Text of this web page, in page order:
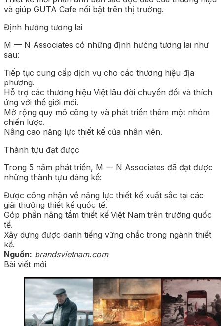
và giúp GUTA Cafe nổi bật trên thị trường.
Định hướng tương lai
M — N Associates có những định hướng tương lai như
sau:
Tiếp tục cung cấp dịch vụ cho các thương hiệu địa
phương.
Hỗ trợ các thương hiệu Việt lâu đời chuyển đổi và thích
ứng với thế giới mới.
Mở rộng quy mô công ty và phát triển thêm một nhóm
chiến lược.
Nâng cao năng lực thiết kế của nhân viên.
Thành tựu đạt được
Trong 5 năm phát triển, M — N Associates đã đạt được
những thành tựu đáng kể:
Được công nhận về năng lực thiết kế xuất sắc tại các
giải thưởng thiết kế quốc tế.
Góp phần nâng tầm thiết kế Việt Nam trên trường quốc
tế.
Xây dựng được danh tiếng vững chắc trong ngành thiết
kế.
Nguồn: brandsvietnam.com
Bài viết mới